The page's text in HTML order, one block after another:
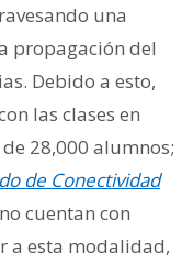
una
propagación del
Debido a esto,
las clases en
28,000 alumnos;
de Conectividad
cuentan con
a esta modalidad,